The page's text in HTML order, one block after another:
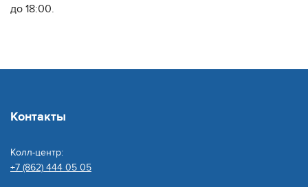
до 18:00.
Контакты
Колл-центр:
+7 (862) 444 05 05